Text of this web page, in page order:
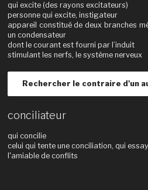
qui excite (des rayons excitateurs)
personne qui excite, instigateur
appareil constitué de deux branches
un condensateur
dont le courant est fourni par l’induit
stimulant les nerfs, le système nerveux
Rechercher le contraire d'un
conciliateur
qui concilie
celui qui tente une conciliation, qui
l'amiable de conflits